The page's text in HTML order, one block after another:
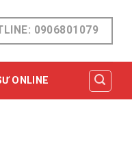
0906801079
ONLINE